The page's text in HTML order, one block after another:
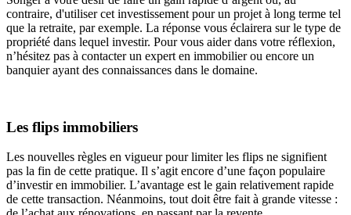
contraire, d'utiliser cet investissement pour un projet à long terme tel
que la retraite, par exemple. La réponse vous éclairera sur le type de
propriété dans lequel investir. Pour vous aider dans votre réflexion,
n’hésitez pas à contacter un expert en immobilier ou encore un
banquier ayant des connaissances dans le domaine.
Les flips immobiliers
Les nouvelles règles en vigueur pour limiter les flips ne signifient
pas la fin de cette pratique. Il s’agit encore d’une façon populaire
d’investir en immobilier. L’avantage est le gain relativement rapide
de cette transaction. Néanmoins, tout doit être fait à grande vitesse :